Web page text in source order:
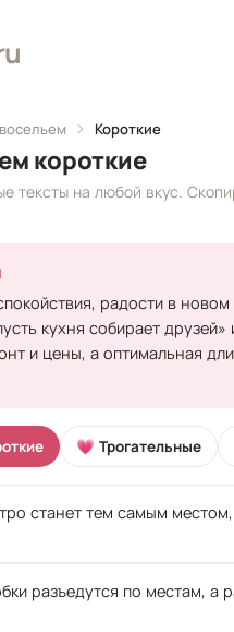
Короткие
короткие
тексты на любой вкус.
радости в
кухня собирает друзей»
и цены, а оптимальная
💗 Трогательные
станет тем самым местом,
разъедутся по местам, а